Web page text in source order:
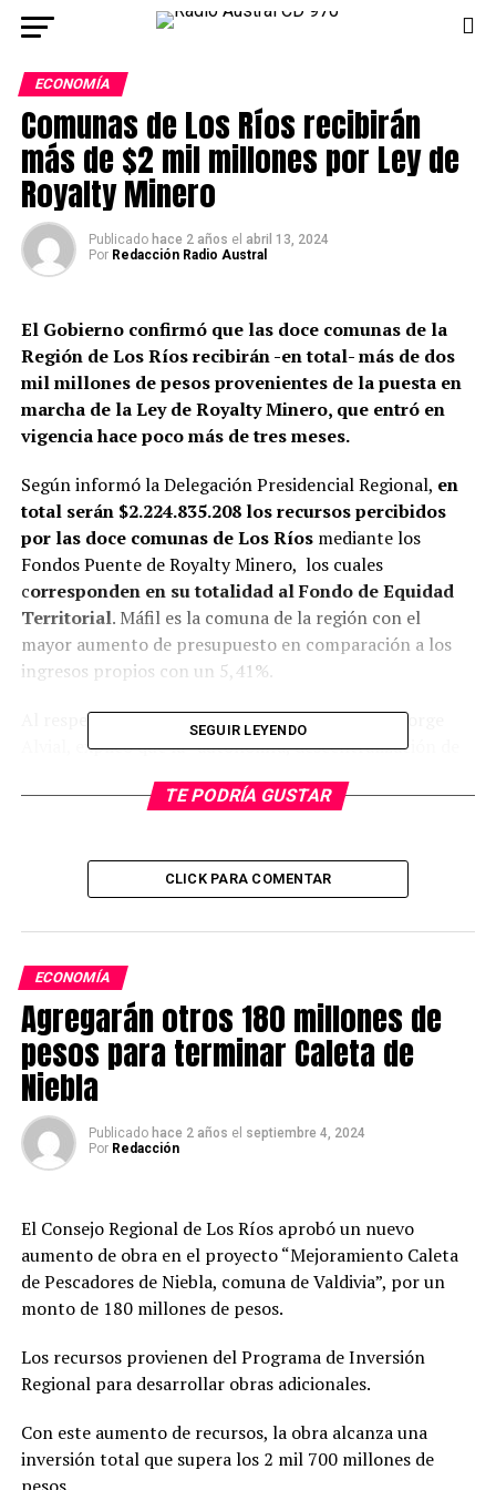
ECONOMÍA
Comunas de Los Ríos recibirán
más de $2 mil millones por Ley de
Royalty Minero
Publicado hace 2 años el abril 13, 2024
Por Redacción Radio Austral
El Gobierno confirmó que las doce comunas de la
Región de Los Ríos recibirán -en total- más de dos
mil millones de pesos provenientes de la puesta en
marcha de la Ley de Royalty Minero, que entró en
vigencia hace poco más de tres meses.
Según informó la Delegación Presidencial Regional, en
total serán $2.224.835.208 los recursos percibidos
por las doce comunas de Los Ríosmediante los
Fondos Puente de Royalty Minero, los cuales
corresponden en su totalidad al Fondo de Equidad
Territorial. Máfil es la comuna de la región con el
mayor aumento de presupuesto en comparación a los
ingresos propios con un 5,41%.
Al respecto, el Delegado Presidencial Regional, Jorge
Alvial, explicó que la “autonomía, descentralización de
financiamiento municipal, son los objetivos que
«Damos una noticia muy importante: el día de hoy, en
las distintas comunas de la Región de Los Ríos, se ha
impuesto al Royalty Minero. Este proyecto ha sido largo
y debatido en el Congreso y representa una justicia
territorial para todo Chile. Sabemos que en el norte hay
un fuerte desarrollo minero, y es justo que las demás
comunas del país también tengan acceso a lo que
generan los impuestos de esas grandes empresas.
Región de Los Ríos, tenemos un aporte para el 2024
de $2.200 millones y se proyectan más recursos de
Delegado Jorge Alvial.
La Presidenta de la Asociación de Municipios de Los
Ríos, Alcaldesa de Valdivia Carla Amtmann, puntualizó
que “lo que se logra con el royalty no solamente es un
impuesto justo a propósito de la explotación de una de
las riquezas más importantes que es la minera en
disposición de los municipios para necesidades tan
importantes que tenemos en cada una de las
comunas
SEGUIR LEYENDO
TE PODRÍA GUSTAR
CLICK PARA COMENTAR
ECONOMÍA
Agregarán otros 180 millones de
pesos para terminar Caleta de
Niebla
Publicado hace 2 años el septiembre 4, 2024
Por Redacción
El Consejo Regional de Los Ríos aprobó un nuevo
aumento de obra en el proyecto “Mejoramiento Caleta
de Pescadores de Niebla, comuna de Valdivia”, por un
monto de 180 millones de pesos.
Los recursos provienen del Programa de Inversión
Regional para desarrollar obras adicionales.
Con este aumento de recursos, la obra alcanza una
inversión total que supera los 2 mil 700 millones de